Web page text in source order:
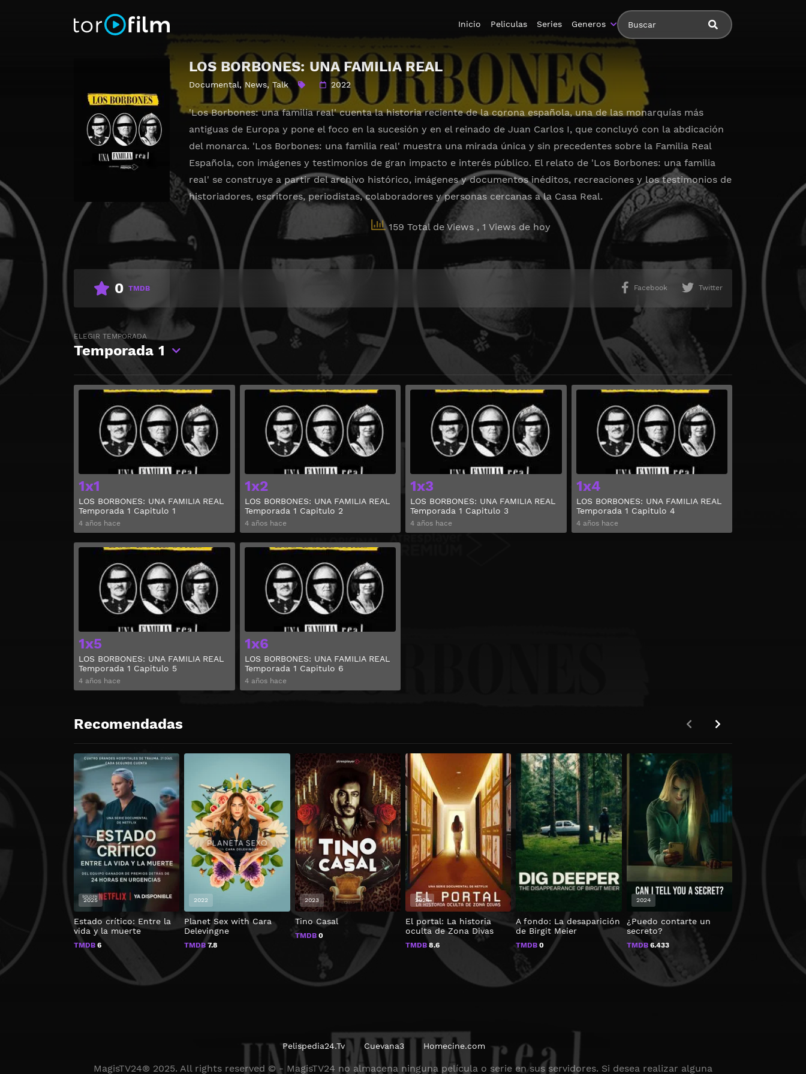
Inicio Peliculas Series Generos
LOS BORBONES: UNA FAMILIA REAL
Documental, News, Talk 2022
'Los Borbones: una familia real' cuenta la historia reciente de la corona española, una de las monarquías más
antiguas de Europa y pone el foco en la sucesión y en el reinado de Juan Carlos I, que concluyó con la abdicación
del monarca. 'Los Borbones: una familia real' muestra una mirada única y sin precedentes sobre la Familia Real
Española, con imágenes y testimonios de gran impacto e interés público. El relato de 'Los Borbones: una familia
real' se construye a partir del archivo histórico, imágenes y documentos inéditos, recreaciones y los testimonios de
historiadores, escritores, periodistas, colaboradores y personas cercanas a la Casa Real.
159 Total de Views , 1 Views de hoy
0 TMDB Facebook Twitter
ELEGIR TEMPORADA
Temporada 1
1x1
LOS BORBONES: UNA FAMILIA REAL
Temporada 1 Capitulo 1
4 años hace
1x2
LOS BORBONES: UNA FAMILIA REAL
Temporada 1 Capitulo 2
4 años hace
1x3
LOS BORBONES: UNA FAMILIA REAL
Temporada 1 Capitulo 3
4 años hace
1x4
LOS BORBONES: UNA FAMILIA REAL
Temporada 1 Capitulo 4
4 años hace
1x5
LOS BORBONES: UNA FAMILIA REAL
Temporada 1 Capitulo 5
4 años hace
1x6
LOS BORBONES: UNA FAMILIA REAL
Temporada 1 Capitulo 6
4 años hace
Recomendadas
Estado crítico: Entre la
vida y la muerte
TMDB 6
2025
Planet Sex with Cara
Delevingne
TMDB7.8
2022
Tino Casal
TMDB0
2023
El portal: La historia
oculta de Zona Divas
TMDB8.6
2024
A fondo: La desaparición
de Birgit Meier
TMDB 0
¿Puedo contarte un
secreto?
TMDB6.433
2024
Universe
Pelispedia24.Tv Cuevana3 Homecine.com
MagisTV24® 2025. All rights reserved © - MagisTV24 no almacena ninguna película o serie en sus servidores. Si desea realizar alguna